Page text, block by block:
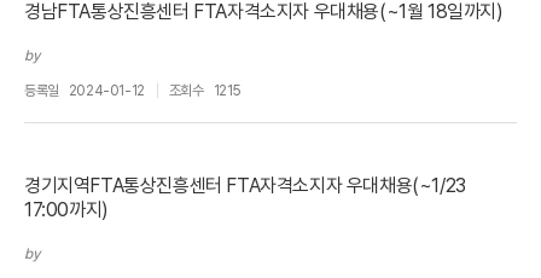
경남FTA통상진흥센터 FTA자격소지자 우대채용(~1월 18일까지)
by
등록일 2024-01-12 조회수 1215
경기지역FTA통상진흥센터 FTA자격소지자 우대채용(~1/23
17:00까지)
by